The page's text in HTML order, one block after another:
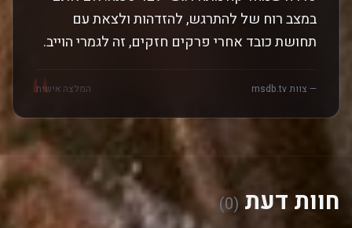
"
במצב רוח של להתרגש, להזדהות ולצאת עם
תחושת כובד אחרי פרקים חזקים, זה לגמרי הוייב.
— צוות msdb.tv המלצה אישית
חוות דעת (0)